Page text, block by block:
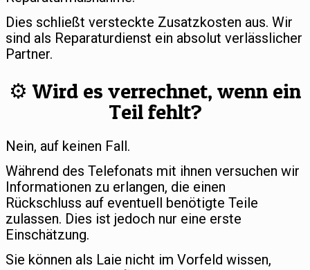
Dies schließt versteckte Zusatzkosten aus. Wir
sind als Reparaturdienst ein absolut verlässlicher
Partner.
⚙️ Wird es verrechnet, wenn ein
Teil fehlt?
Nein, auf keinen Fall.
Während des Telefonats mit ihnen versuchen wir
Informationen zu erlangen, die einen
Rückschluss auf eventuell benötigte Teile
zulassen. Dies ist jedoch nur eine erste
Einschätzung.
Sie können als Laie nicht im Vorfeld wissen,